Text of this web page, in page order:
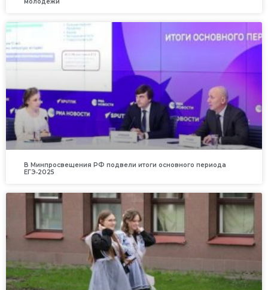
В Минпросвещения РФ подвели итоги основного периода
ЕГЭ‑2025